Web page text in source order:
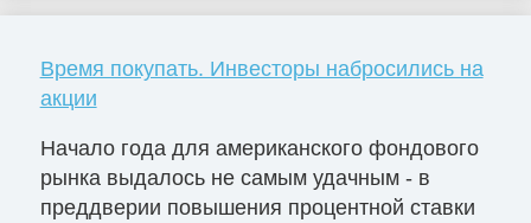
Время покупать. Инвесторы набросились на
акции
Начало года для американского фондового
рынка выдалось не самым удачным - в
преддверии повышения процентной ставки